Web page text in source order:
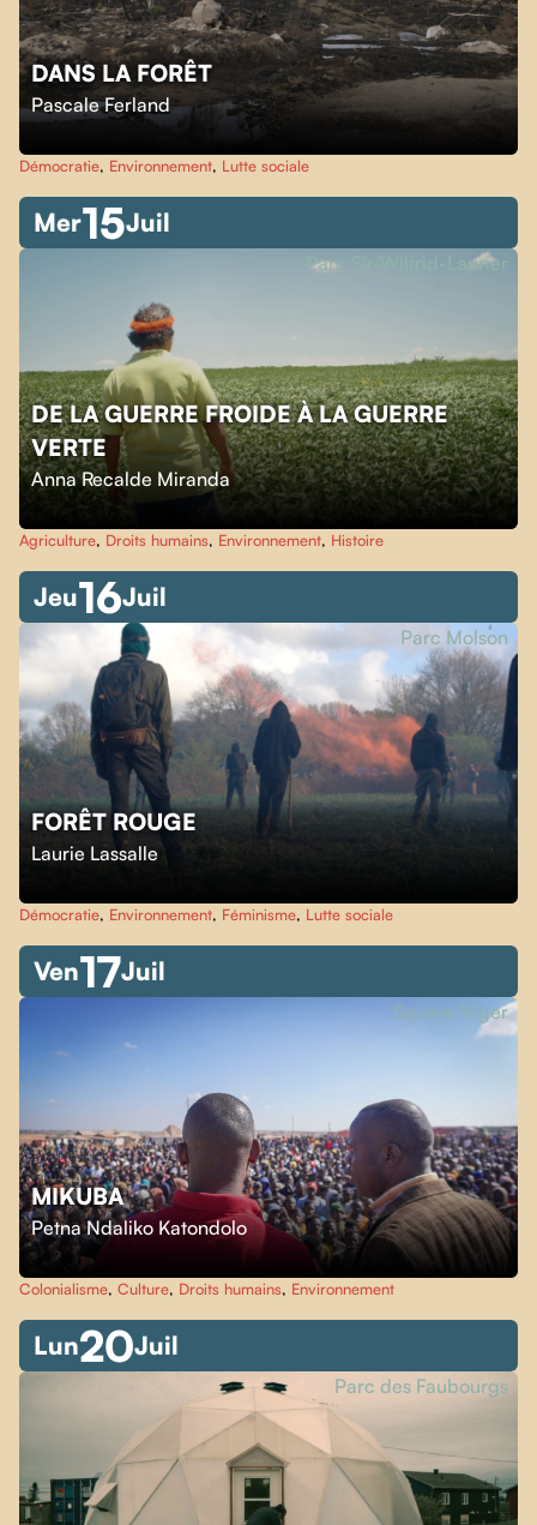
DANS LA FORÊT
Pascale Ferland
Démocratie, Environnement, Lutte sociale
Mer15Juil
DE LA GUERRE FROIDE À LA GUERRE
VERTE
Anna Recalde Miranda
Parc Sir-Wilfrid-Laurier
Agriculture, Droits humains, Environnement, Histoire
Jeu16Juil
FORÊT ROUGE
Laurie Lassalle
Parc Molson
Démocratie, Environnement, Féminisme, Lutte sociale
Ven17Juil
MIKUBA
Petna Ndaliko Katondolo
Square Viger
Colonialisme, Culture, Droits humains, Environnement
Lun20Juil
Parc des Faubourgs